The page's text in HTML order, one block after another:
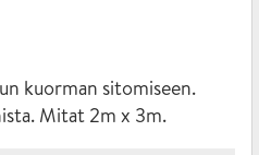
kuorman sitomiseen.
Mitat 2m x 3m.